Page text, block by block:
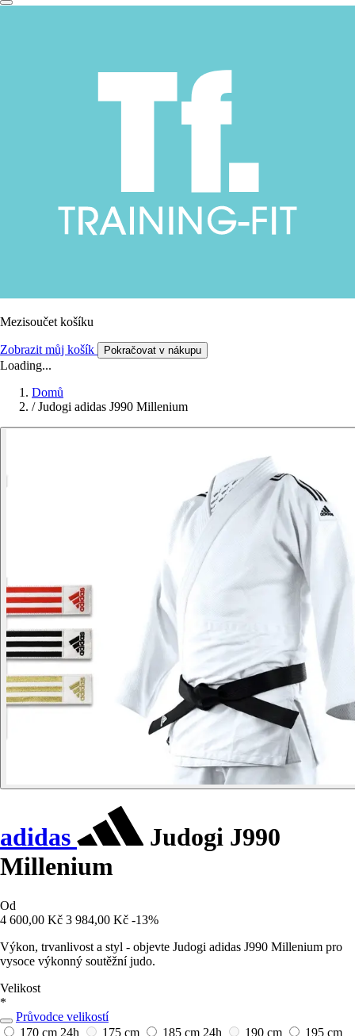
Mezisoučet košíku
Zobrazit můj košík Pokračovat v nákupu
Loading...
Domů
/ Judogi adidas J990 Millenium
adidas
Judogi J990
Millenium
Od
4 600,00 Kč 3 984,00 Kč -13%
Výkon, trvanlivost a styl - objevte Judogi adidas J990 Millenium pro
vysoce výkonný soutěžní judo.
Velikost
*
Průvodce velikostí
170 cm 24h 175 cm 185 cm 24h 190 cm 195 cm